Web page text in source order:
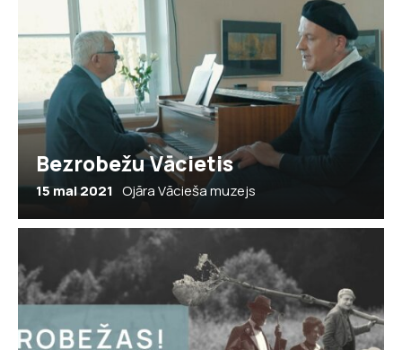
Bezrobežu Vācietis
15 mai 2021 Ojāra Vācieša muzejs